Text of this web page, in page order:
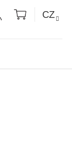
PŘIHLÁŠENÍ
NÁKUPNÍ
KOŠÍK
CZ